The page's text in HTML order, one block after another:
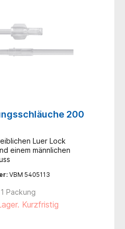
200
(10
Luer Lock
einem männlichen
VBM 5405113
Packung
Kurzfristig